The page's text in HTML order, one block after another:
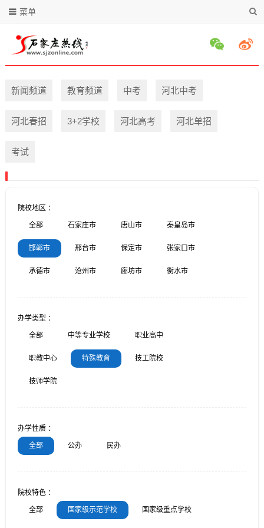
菜单
新闻频道 教育频道 中考 河北中考
河北春招 3+2学校 河北高考 河北单招
考试
院校地区 ：
全部 石家庄市 唐山市 秦皇岛市
邯郸市 邢台市 保定市 张家口市
承德市 沧州市 廊坊市 衡水市
办学类型 ：
全部 中等专业学校 职业高中
职教中心 特殊教育 技工院校
技师学院
办学性质 ：
全部 公办 民办
院校特色 ：
全部 国家级示范学校 国家级重点学校